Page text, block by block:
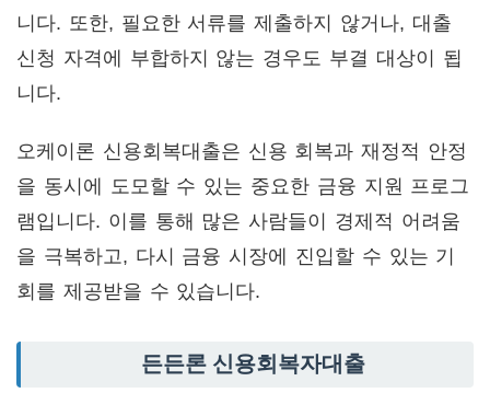
니다. 또한, 필요한 서류를 제출하지 않거나, 대출
신청 자격에 부합하지 않는 경우도 부결 대상이 됩
니다.
오케이론 신용회복대출은 신용 회복과 재정적 안정
을 동시에 도모할 수 있는 중요한 금융 지원 프로그
램입니다. 이를 통해 많은 사람들이 경제적 어려움
을 극복하고, 다시 금융 시장에 진입할 수 있는 기
회를 제공받을 수 있습니다.
든든론 신용회복자대출